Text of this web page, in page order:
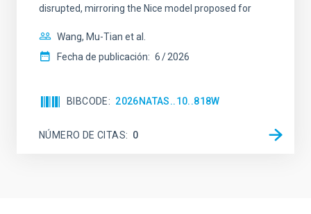
disrupted, mirroring the Nice model proposed for
Wang, Mu-Tian et al.
Fecha de publicación: 6 2026
BIBCODE 2026NATAS..10..818W
NÚMERO DE CITAS 0